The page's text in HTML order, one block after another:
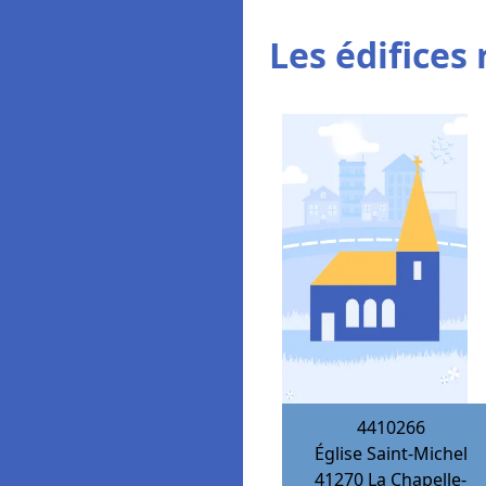
Les édifices
4410266
Église Saint-Michel
41270 La Chapelle-